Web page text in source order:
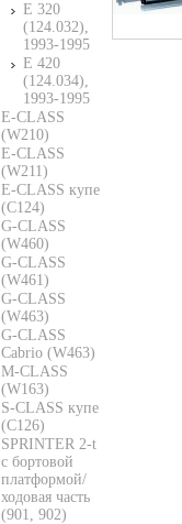
E 320
(124.032),
1993-1995
E 420
(124.034),
1993-1995
E-CLASS
(W210)
E-CLASS
(W211)
E-CLASS купе
(C124)
G-CLASS
(W460)
G-CLASS
(W461)
G-CLASS
(W463)
G-CLASS
Cabrio (W463)
M-CLASS
(W163)
S-CLASS купе
(C126)
SPRINTER 2-t
c бортовой
платформой/
ходовая часть
(901, 902)